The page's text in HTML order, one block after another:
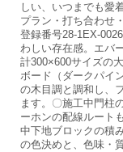
しい、いつまでも愛
プラン・打ち合わせ
登録番号28-1EX-
わしい存在感。エバ
計300×600サイズの
ボード（ダークパイ
の木目調と調和し、
ます。〇施工中門柱
ーホンの配線ルート
中下地ブロックの積
の色決めと、色味・